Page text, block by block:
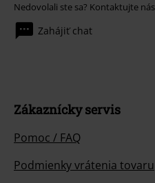
Nedovolali ste sa? Kontaktujte
Zahájiť chat
Zákaznícky servis
Pomoc / FAQ
Podmienky vrátenia tovaru